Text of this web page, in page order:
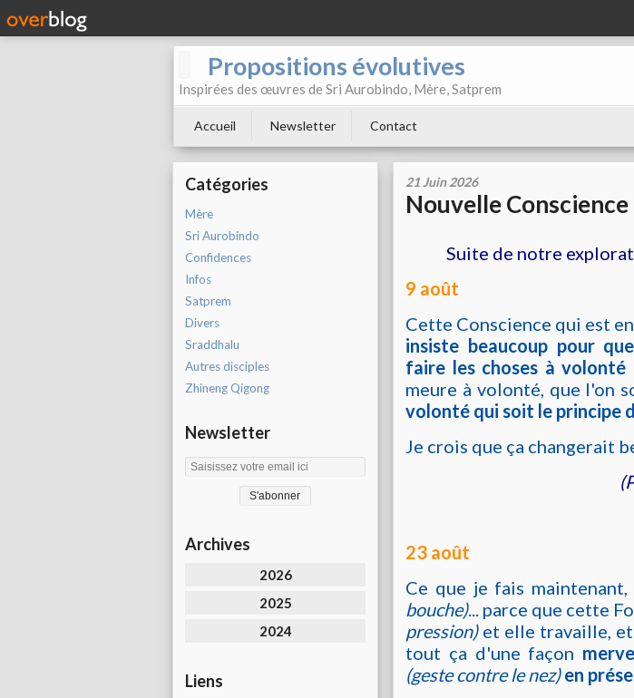
Propositions évolutives
Inspirées des œuvres de Sri Aurobindo, Mère, Satprem
Accueil Newsletter Contact
Catégories
Mère
Sri Aurobindo
Confidences
Infos
Satprem
Divers
Sraddhalu
Autres disciples
Zhineng Qigong
Newsletter
Archives
2026
2025
2024
Liens
21 Juin 2026
Nouvelle
Suite de notre
9 août
Cette Conscience qui est
insiste beaucoup pour
faire les choses à volonté
meure à volonté, que l'on
volonté qui soit le principe
Je crois que ça changerait
23 août
Ce que je fais maintenant,
bouche)... parce que cette
pression)et elle travaille, et
tout ça d'une façon
(geste contre le nez) en